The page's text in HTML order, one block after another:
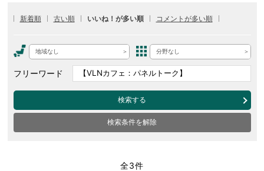
新着順 古い順 いいね！が多い順 コメントが多い順
地域なし 分野なし
フリーワード
検索する
検索条件を解除
全3件